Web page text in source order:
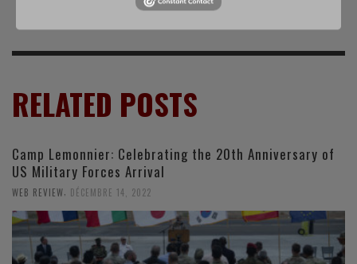
RELATED POSTS
Camp Lemonnier: Celebrating the 20th Anniversary of
US Military Forces Arrival
WEB REVIEW DÉCEMBRE 14, 2022